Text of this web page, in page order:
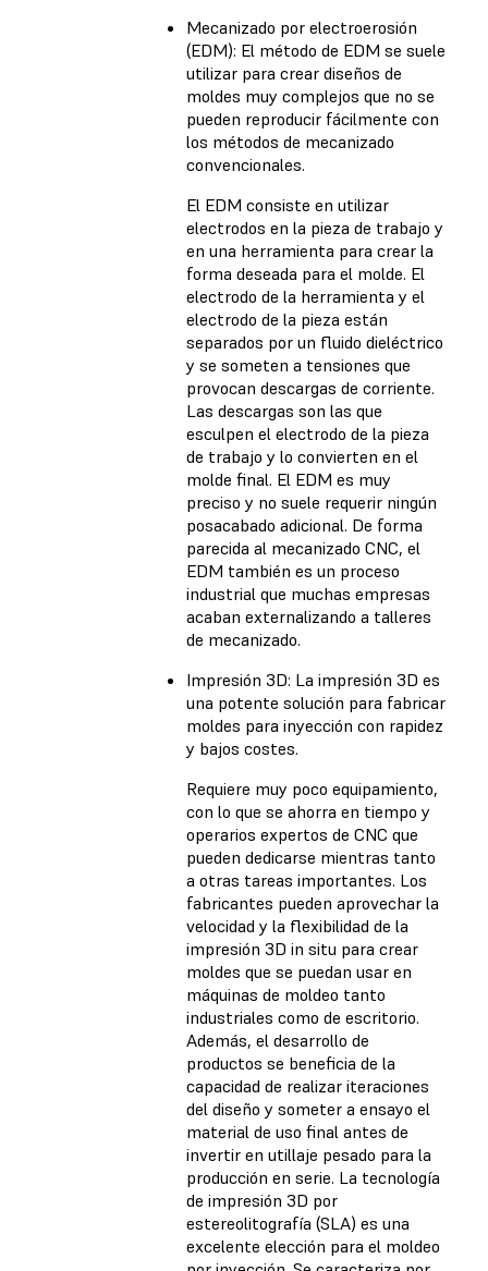
Mecanizado por electroerosión
(EDM): El método de EDM se suele
utilizar para crear diseños de
moldes muy complejos que no se
pueden reproducir fácilmente con
los métodos de mecanizado
convencionales.
El EDM consiste en utilizar
electrodos en la pieza de trabajo y
en una herramienta para crear la
forma deseada para el molde. El
electrodo de la herramienta y el
electrodo de la pieza están
separados por un fluido dieléctrico
y se someten a tensiones que
provocan descargas de corriente.
Las descargas son las que
esculpen el electrodo de la pieza
de trabajo y lo convierten en el
molde final. El EDM es muy
preciso y no suele requerir ningún
posacabado adicional. De forma
parecida al mecanizado CNC, el
EDM también es un proceso
industrial que muchas empresas
acaban externalizando a talleres
de mecanizado.
Impresión 3D: La impresión 3D es
una potente solución para fabricar
moldes para inyección con rapidez
y bajos costes.
Requiere muy poco equipamiento,
con lo que se ahorra en tiempo y
operarios expertos de CNC que
pueden dedicarse mientras tanto
a otras tareas importantes. Los
fabricantes pueden aprovechar la
velocidad y la flexibilidad de la
impresión 3D in situ para crear
moldes que se puedan usar en
máquinas de moldeo tanto
industriales como de escritorio.
Además, el desarrollo de
productos se beneficia de la
capacidad de realizar iteraciones
del diseño y someter a ensayo el
material de uso final antes de
invertir en utillaje pesado para la
producción en serie. La tecnología
de impresión 3D por
estereolitografía (SLA) es una
excelente elección para el moldeo